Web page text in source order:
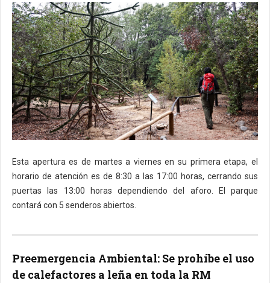
Esta apertura es de martes a viernes en su primera etapa, el
horario de atención es de 8:30 a las 17:00 horas, cerrando sus
puertas las 13:00 horas dependiendo del aforo. El parque
contará con 5 senderos abiertos.
Preemergencia Ambiental: Se prohíbe el uso
de calefactores a leña en toda la RM